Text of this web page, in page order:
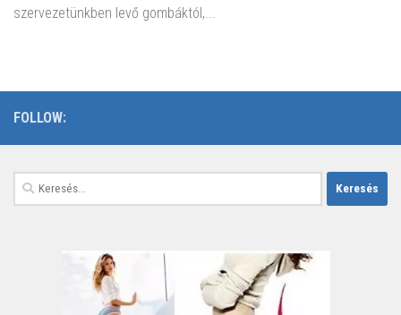
szervezetünkben levő gombáktól,...
FOLLOW:
Keresés: